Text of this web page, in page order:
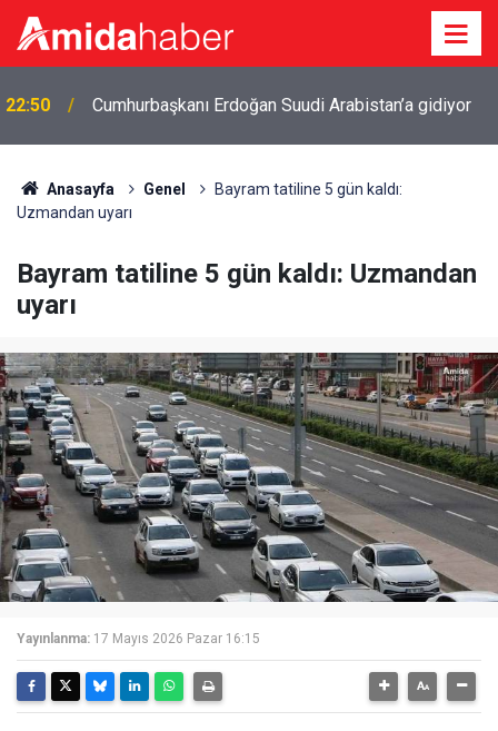
22:50 Cumhurbaşkanı Erdoğan Suudi Arabistan’a gidiyor
Anasayfa Genel
Bayram tatiline 5 gün kaldı:
Uzmandan uyarı
Bayram tatiline 5 gün kaldı: Uzmandan
uyarı
Yayınlanma: 17 Mayıs 2026 Pazar 16:15